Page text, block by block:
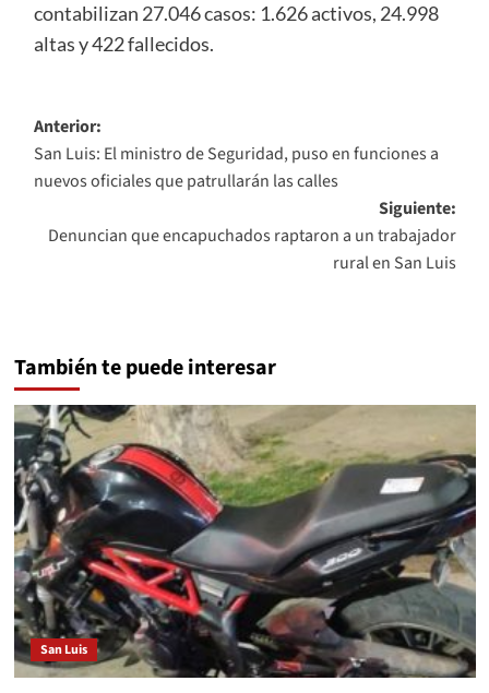
contabilizan 27.046 casos: 1.626 activos, 24.998
altas y 422 fallecidos.
Navegación
de
entradas
Anterior:
San Luis: El ministro de Seguridad, puso en funciones a
nuevos oficiales que patrullarán las calles
Siguiente:
Denuncian que encapuchados raptaron a un trabajador
rural en San Luis
También te puede interesar
San Luis